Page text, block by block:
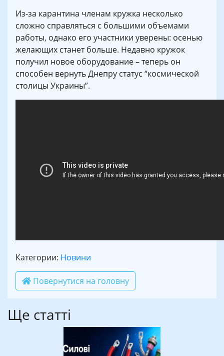
Из-за карантина членам кружка несколько
сложно справляться с большими объемами
работы, однако его участники уверены: осенью
желающих станет больше. Недавно кружок
получил новое оборудование – теперь он
способен вернуть Днепру статус “космической
столицы Украины”.
Категории: Новини
Повернутися на головну
Ще статті